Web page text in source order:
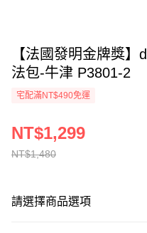
【法國發明金牌獎
法包-牛津 P3801-2
宅配滿NT$490免運
NT$1,480
NT$1,299
請選擇商品選項